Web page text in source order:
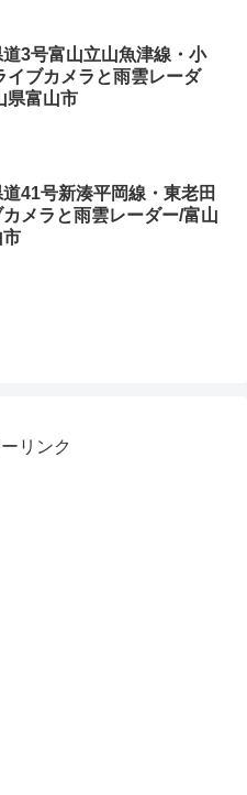
3号富山立山魚津線・小
イブカメラと雨雲レーダ
県富山市
41号新湊平岡線・東老田
メラと雨雲レーダー/富山
市
リンク